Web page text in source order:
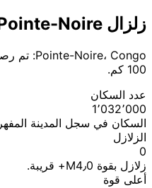
زلزال Pointe-Noire اليوم
100 كم.
عدد السكان
1٬032٬000
السكان في سجل المدينة
الزلازل
0
زلازل بقوة M4٫0+ قريبة.
أعلى قوة